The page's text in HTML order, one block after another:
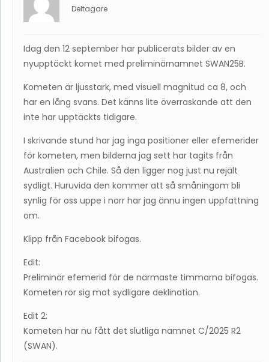
Deltagare
Idag den 12 september har publicerats bilder av en
nyupptäckt komet med preliminärnamnet SWAN25B.
Kometen är ljusstark, med visuell magnitud ca 8, och
har en lång svans. Det känns lite överraskande att den
inte har upptäckts tidigare.
I skrivande stund har jag inga positioner eller efemerider
för kometen, men bilderna jag sett har tagits från
Australien och Chile. Så den ligger nog just nu rejält
sydligt. Huruvida den kommer att så småningom bli
synlig för oss uppe i norr har jag ännu ingen uppfattning
om.
Klipp från Facebook bifogas.
Edit:
Preliminär efemerid för de närmaste timmarna bifogas.
Kometen rör sig mot sydligare deklination.
Edit 2:
Kometen har nu fått det slutliga namnet C/2025 R2
(SWAN).